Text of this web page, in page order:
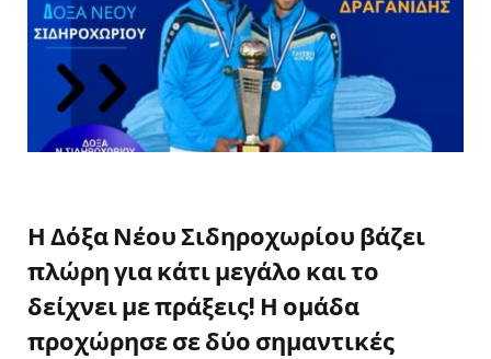
Η Δόξα Νέου Σιδηροχωρίου βάζει
πλώρη για κάτι μεγάλο και το
δείχνει με πράξεις! Η ομάδα
προχώρησε σε δύο σημαντικές